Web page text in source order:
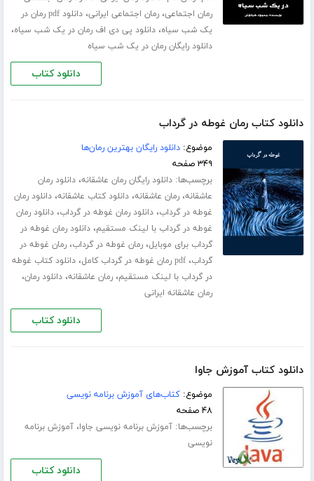
رمان اجتماعی،رمان اجتماعی ایرانی،
دانلود pdf رمان در
یک شب سیاه،دانلود پی دی اف رمان در یک شب سیاه،
دانلود رایگان رمان در یک شب سیاه
دانلود کتاب
دانلود کتاب رمان غوطه در گرداب
موضوع:دانلود رایگان بهترین رمان‌ها
۳۴۹ صفحه
برچسب‌ها:دانلود رایگان رمان عاشقانه،دانلود رمان
عاشقانه،رمان عاشقانه،دانلود کتاب عاشقانه،دانلود رمان
غوطه در گرداب،دانلود رمان غوطه در گرداب،دانلود رمان
غوطه در گرداب با لینک مستقیم،دانلود رمان غوطه در
گرداب برای موبایل،رمان غوطه در گرداب،رمان غوطه در
گرداب،pdf رمان غوطه در گرداب کامل ،دانلود کتاب غوطه
در گرداب با لینک مستقیم،رمان عاشقانه،دانلود رمان،
رمان عاشقانه ایرانی
دانلود کتاب
دانلود کتاب آموزش جاوا
موضوع:کتاب‌های آموزش برنامه نویسی
۴۸ صفحه
برچسب‌ها:آموزش برنامه نویسی جاوا،آموزش برنامه
نویسی
دانلود کتاب